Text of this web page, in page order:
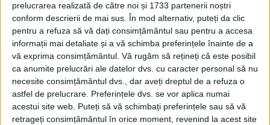
prelucrarea realizată de către noi și 1733 partenerii noștri
conform descrierii de mai sus. În mod alternativ, puteți da clic
pentru a refuza să vă dați consimțământul sau pentru a accesa
informații mai detaliate și a vă schimba preferințele înainte de a
vă exprima consimțământul. Vă rugăm să rețineți că este posibil
ca anumite prelucrări ale datelor dvs. cu caracter personal să nu
necesite consimțământul dvs., dar aveți dreptul de a refuza o
astfel de prelucrare. Preferințele dvs. se vor aplica numai
acestui site web. Puteți să vă schimbați preferințele sau să vă
retrageți consimțământul în orice moment, revenind la acest site